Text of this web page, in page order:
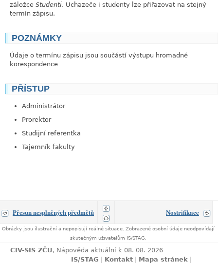
záložce Studenti. Uchazeče i studenty lze přiřazovat na stejný
termín zápisu.
POZNÁMKY
Údaje o termínu zápisu jsou součástí výstupu hromadné
korespondence
PŘÍSTUP
Administrátor
Prorektor
Studijní referentka
Tajemník fakulty
Přesun nesplněných předmětů Nostrifikace
Obrázky jsou ilustrační a nepopisují reálné situace. Zobrazené osobní údaje neodpovídají
skutečným uživatelům IS/STAG.
CIV-SIS ZČU, Nápověda aktuální k 08. 08. 2026
IS/STAG
Kontakt Mapa stránek